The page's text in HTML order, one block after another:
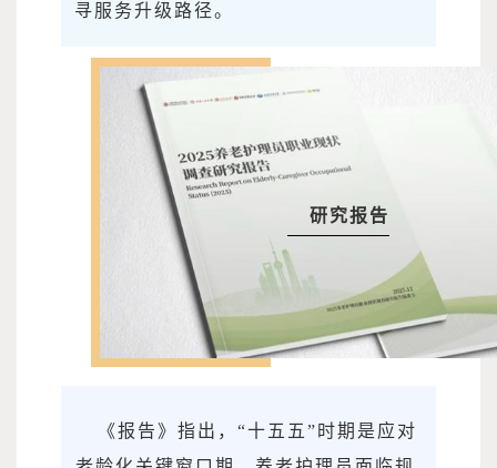
寻服务升级路径。
研究报告
《报告》指出，“十五五”时期是应对